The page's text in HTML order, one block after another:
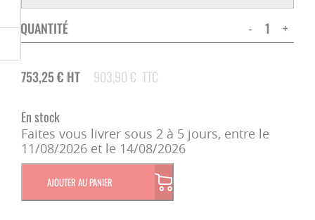
QUANTITÉ - +
753,25€ HT 903,90 € TTC
En stock
Faites vous livrer sous 2 à 5 jours, entre le
11/08/2026 et le 14/08/2026
AJOUTER AU PANIER